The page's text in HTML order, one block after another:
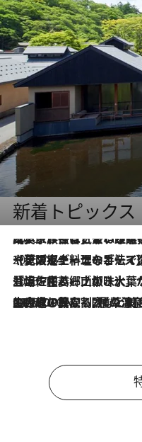
新着トピック
2026.7.31
【ホテル帰省】という選択肢をOMOが提案。家族とほどよい距離を保つには
2026.7.24
【夏限定ディナーコース】旬を迎える稚鮎や花ズッキーニなどをイタリア・トスカーナの
2026.7.17
「土佐和ハーブかき氷」がOMO7高知に登場！生姜、山椒、大葉など目にも舌にも涼を呼ぶ郷土の味
2026.7.10
NEW OPEN！【界 草津】名湯の地に誕生。趣の異なる2種の温泉と上州ならではの会席・蕎麦割烹など美食を味わう究極の癒やし旅